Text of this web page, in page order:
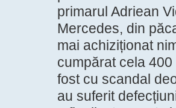
primarul Adriean
Mercedes, din
mai achiziționat
cumpărat cela
fost cu scandal
au suferit